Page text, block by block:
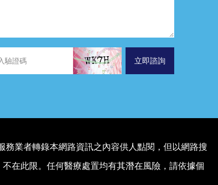
立即諮詢
業者轉錄本網路資訊之內容供人點閱，但以網路搜
在此限。任何醫療處置均有其潛在風險，請依據個